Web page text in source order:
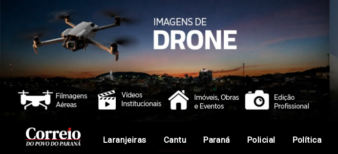
Laranjeiras Cantu Paraná Policial Política